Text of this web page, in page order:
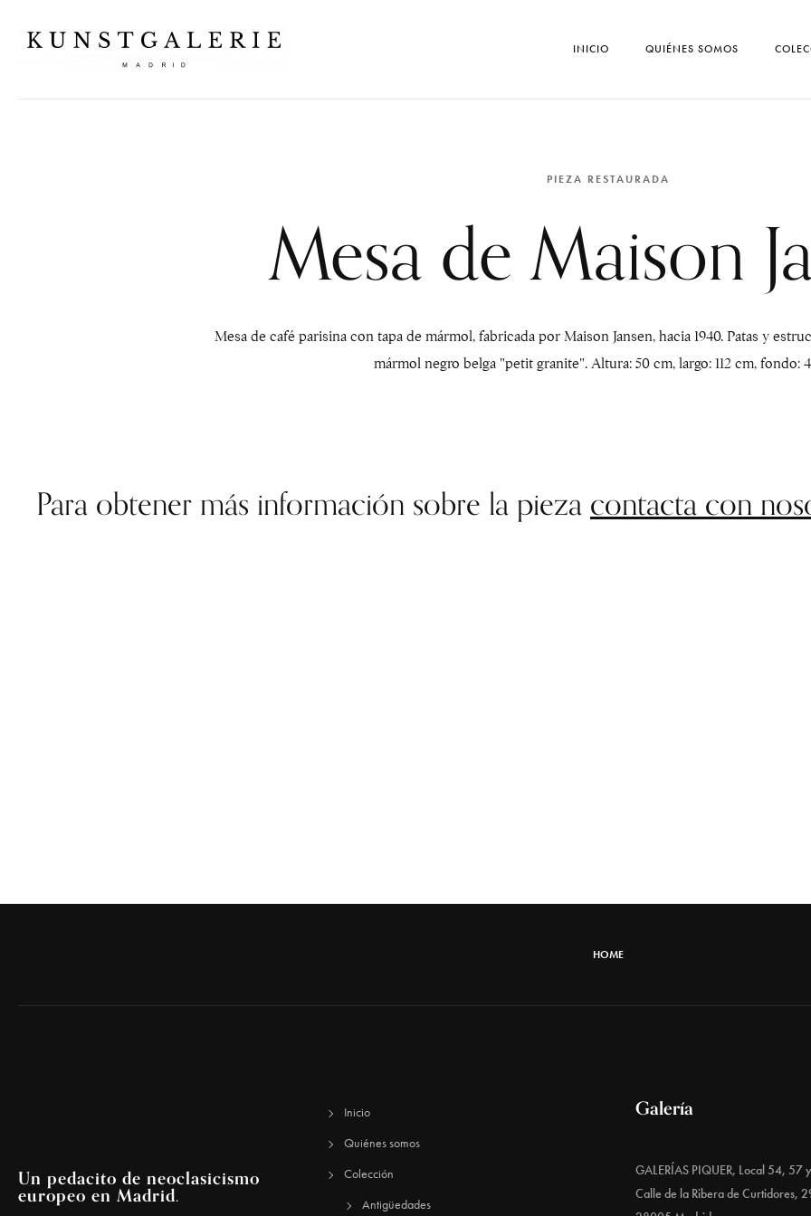
INICIO QUIÉNES SOMOS
PIEZA RESTAURADA
Mesa de Maison
Mesa de café parisina con tapa de mármol, fabricada por Maison Jansen, hacia 1940. Patas y
mármol negro belga "petit granite". Altura: 50 cm, largo: 112 cm, fondo:
Para obtener más información sobre la piezacontacta con
HOME
Un pedacito de neoclasicismo
europeo en Madrid.
Inicio
Quiénes somos
Colección
Antigüedades
Galería
GALERÍAS PIQUER, Local 54, 57
Calle de la Ribera de Curtidores,